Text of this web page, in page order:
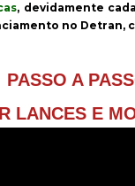
, devidamente
no Detran,
PASSO A
LANCES E